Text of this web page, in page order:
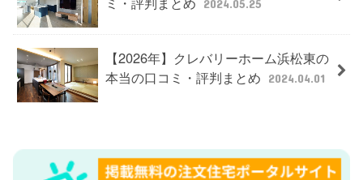
2024.05.25
【2026年】クレバリーホーム浜松東の
本当の口コミ・評判まとめ
2024.04.01